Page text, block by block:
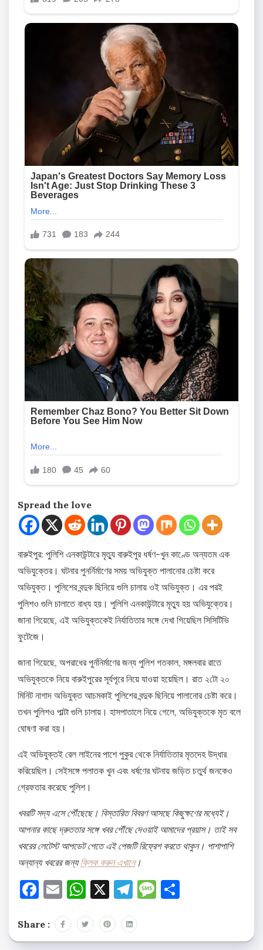
Spread the love
বারুইপুর: পুলিশি এনকাউন্টারে মৃত্যু বারুইপুর ধর্ষণ-খুন কাণ্ডে অন্যতম এক
অভিযুক্তের। ঘটনার পুনর্নির্মাণের সময় অভিযুক্ত পালানোর চেষ্টা করে
অভিযুক্ত। পুলিশের বন্দুক ছিনিয়ে গুলি চালায় ওই অভিযুক্ত। এর পরই
পুলিশও গুলি চালাতে বাধ্য হয়। পুলিশি এনকাউন্টারে মৃত্যু হয় অভিযুক্তের।
জানা গিয়েছে, এই অভিযুক্তকেই নির্যাতিতার সঙ্গে দেখা গিয়েছিল সিসিটিভি
ফুটেজে।
জানা গিয়েছে, অপরাধের পুর্ননির্মাণের জন্য পুলিশ গতকাল, মঙ্গলবার রাতে
অভিযুক্তকে নিয়ে বারুইপুরের সূর্যপূরে নিয়ে যাওয়া হয়েছিল। রাত ২টো ২০
মিনিট নাগাদ অভিযুক্ত আচমকাই পুলিশের বন্দুক ছিনিয়ে পালানোর চেষ্টা করে।
তখন পুলিশও পাল্টা গুলি চালায়। হাসপাতালে নিয়ে গেলে, অভিযুক্তকে মৃত বলে
ঘোষণা করা হয়।
এই অভিযুক্তই রেল লাইনের পাশে পুকুর থেকে নির্যাতিতার মৃতদেহ উদ্ধার
করিয়েছিল। সেইসঙ্গে পলাতক খুন এবং ধর্ষণের ঘটনায় জড়িত চতুর্থ জনকেও
গ্রেফতার করেছে পুলিশ।
খবরটি সদ্য এসে পৌঁছেছে। বিস্তারিত বিবরণ আসছে কিছুক্ষণের মধ্যেই।
আপনার কাছে দ্রুততার সঙ্গে খবর পৌঁছে দেওয়াই আমাদের প্রয়াস। তাই সব
খবরের লেটেস্ট আপডেট পেতে এই পেজটি রিফ্রেশ করতে থাকুন। পাশাপাশি
অন্যান্য খবরের জন্যক্লিক করুন এখানে।
Facebook
EmailWhatsApp
X Telegram
Message
Share :